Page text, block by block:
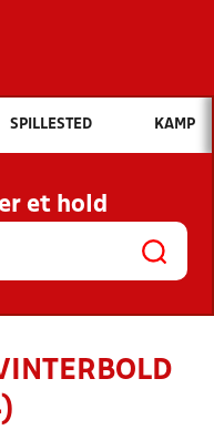
Hvad vil du søge efter?
OG NYHEDER
KLUBBER OG
SPILLESTED KAMP
et hold